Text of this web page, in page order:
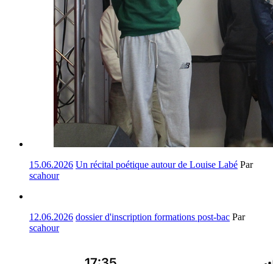
15.06.2026 Un récital poétique autour de Louise Labé Par
scahour
12.06.2026 dossier d'inscription formations post-bac Par
scahour